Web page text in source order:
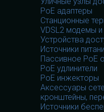
PoE адаптеры
Станционные
VDSL2 модемы и
Устройства
Источники
Пассивное PoE
PoE удлинители
PoE инжекторы
Аксессуары
кронштейны,
Источники